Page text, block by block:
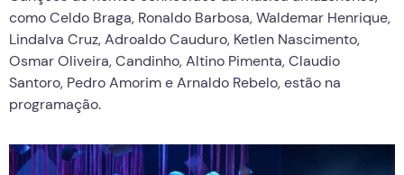
como Celdo Braga, Ronaldo Barbosa, Waldemar Henrique,
Lindalva Cruz, Adroaldo Cauduro, Ketlen Nascimento,
Osmar Oliveira, Candinho, Altino Pimenta, Claudio
Santoro, Pedro Amorim e Arnaldo Rebelo, estão na
programação.